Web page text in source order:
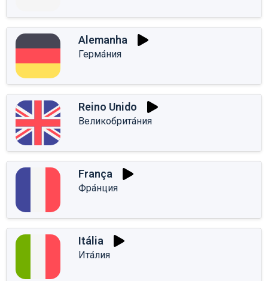
Alemanha
Герма́ния
Reino Unido
Великобрита́ния
França
Фра́нция
Itália
Ита́лия